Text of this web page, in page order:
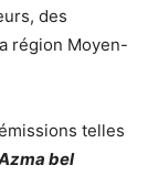
des
région Moyen-
telles
bel